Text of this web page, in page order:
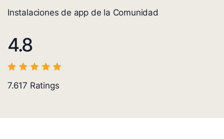
Instalaciones de app de la Comunidad
4.8
7.617 Ratings